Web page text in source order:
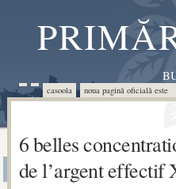
casoola noua pagină oficială
6 belles
de l’argent effectif